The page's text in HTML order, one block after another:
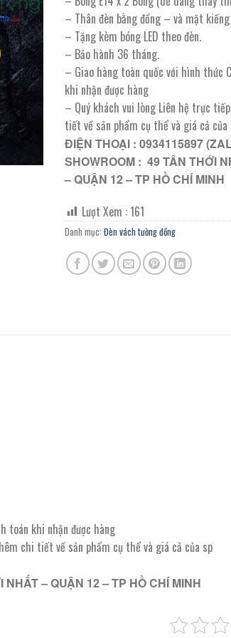
4.210.000
– Thân đèn bằng đồng – và mặt
– Tặng kèm bóng LED theo đèn.
– Bảo hành 36 tháng.
– Giao hàng toàn quốc với hình thức
khi nhận được hàng
– Quý khách vui lòng Liên hệ trực
tiết về sản phẩm cụ thể và giá cả của
ĐIỆN THOẠI : 0934115897
SHOWROOM : 49 TÂN THỚI
– QUẬN 12 – TP HỒ CHÍ MINH
Lượt Xem :161
Danh mục: Đèn vách tường đồng
toán khi nhận được hàng
chi tiết về sản phẩm cụ thể và giá cả của sp
– QUẬN 12 – TP HỒ CHÍ MINH